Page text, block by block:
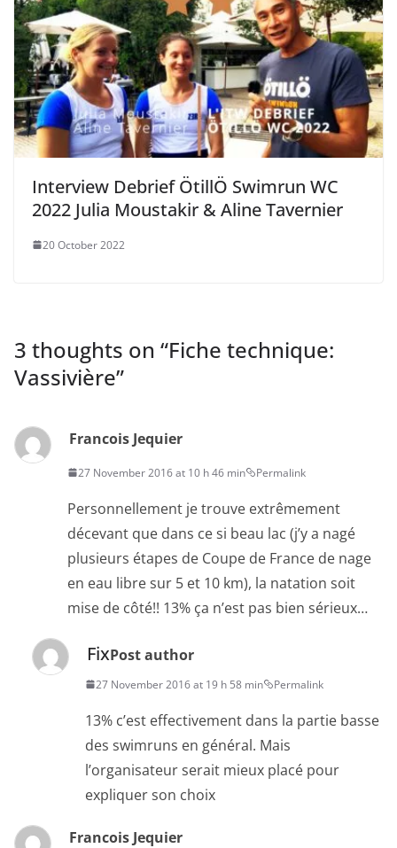
Interview Debrief ÖtillÖ Swimrun WC
2022 Julia Moustakir & Aline Tavernier
20 October 2022
3 thoughts on “Fiche technique:
Vassivière”
Francois Jequier
27 November 2016 at 10 h 46 min Permalink
Personnellement je trouve extrêmement
décevant que dans ce si beau lac (j’y a nagé
plusieurs étapes de Coupe de France de nage
en eau libre sur 5 et 10 km), la natation soit
mise de côté!! 13% ça n’est pas bien sérieux…
FixPost author
27 November 2016 at 19 h 58 min Permalink
13% c’est effectivement dans la partie basse
des swimruns en général. Mais
l’organisateur serait mieux placé pour
expliquer son choix
Francois Jequier